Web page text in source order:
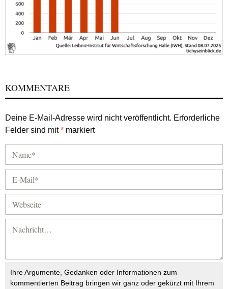
KOMMENTARE
Deine E-Mail-Adresse wird nicht veröffentlicht. Erforderliche
Felder sind mit* markiert
Ihre Argumente, Gedanken oder Informationen zum
kommentierten Beitrag bringen wir ganz oder gekürzt mit Ihrem